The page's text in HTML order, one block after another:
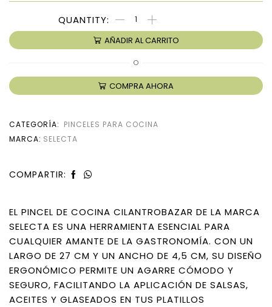
AÑADIR AL CARRITO
O
COMPRA AHORA
CATEGORÍA: PINCELES PARA COCINA
MARCA: SELECTA
COMPARTIR:
EL PINCEL DE COCINA CILANTROBAZAR DE LA MARCA
SELECTA ES UNA HERRAMIENTA ESENCIAL PARA
CUALQUIER AMANTE DE LA GASTRONOMÍA. CON UN
LARGO DE 27 CM Y UN ANCHO DE 4,5 CM, SU DISEÑO
ERGONÓMICO PERMITE UN AGARRE CÓMODO Y
SEGURO, FACILITANDO LA APLICACIÓN DE SALSAS,
ACEITES Y GLASEADOS EN TUS PLATILLOS